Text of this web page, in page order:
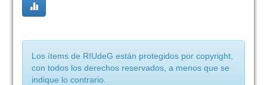
Los ítems de RIUdeG están protegidos por copyright,
con todos los derechos reservados, a menos que se
indique lo contrario.